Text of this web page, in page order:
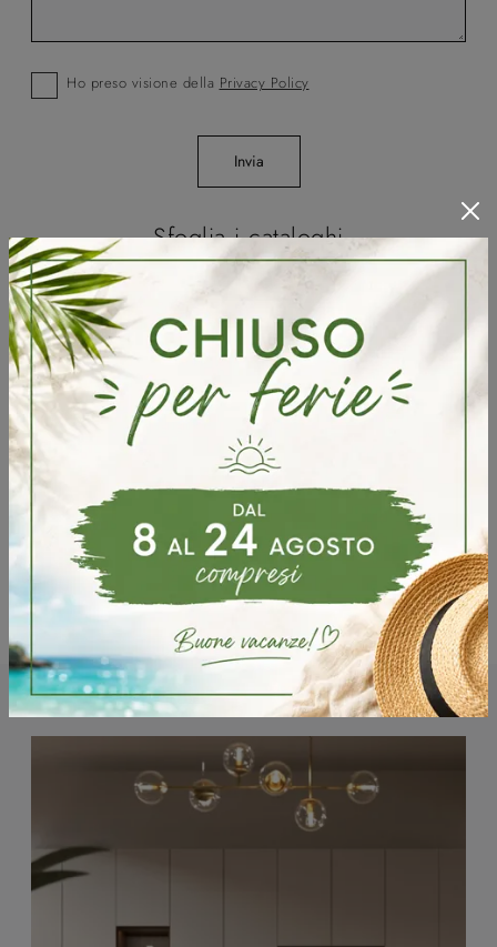
Sfoglia i cataloghi
Ho preso visione della Privacy Policy
Invia
Potrebbero piacerti anche